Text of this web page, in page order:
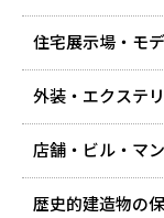
住宅展示場・モ
外装・エクステ
店舗・ビル・マ
歴史的建造物の